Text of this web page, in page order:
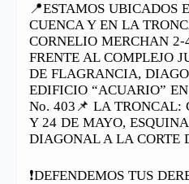
📍ESTAMOS UBICADOS
CUENCA Y EN LA
CORNELIO MERCHAN 2-
FRENTE AL COMPLEJO
DE FLAGRANCIA,
EDIFICIO “ACUARIO”
No. 403📌 LA TRONCAL:
Y 24 DE MAYO,
DIAGONAL A LA CORTE
❗️DEFENDEMOS TUS